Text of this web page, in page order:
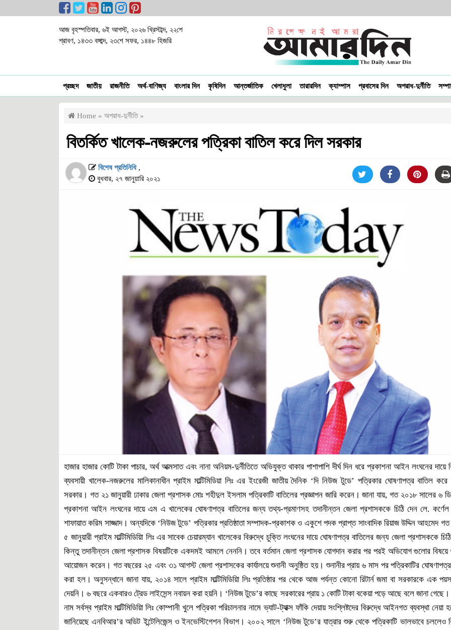
আজ বৃহস্পতিবার, ৬ই আগস্ট, ২০২৬ খ্রিস্টাব্দ, ২২শে
শ্রাবণ, ১৪৩৩ বঙ্গাব্দ, ২৩শে সফর, ১৪৪৮ হিজরি
প্রচ্ছদ জাতীয় রাজনীতি অর্থ-বাণিজ্য বাংলার দিন কৃষিদিন আন্তর্জাতিক খেলাধুলা তারারদিন ক্যাম্পাস প্রবাসের দিন অপরাধ-দুর্নীতি
Home » অপরাধ-দুর্নীতি»
বিতর্কিত খালেক-নজরুলের পত্রিকা বাতিল করে দিল সরকার
বিশেষ প্রতিনিধি ,
বুধবার, ২৭ জানুয়ারি ২০২১
হাজার হাজার কোটি টাকা পাচার, অর্থ আত্মসাত এবং নানা অনিয়ম-দুর্নীতিতে অভিযুক্ত থাকার পাশাপাশি দীর্ঘ দিন ধরে প্রকাশনা আইন লংঘনের দায়ে
ব্যবসায়ী খালেক-নজরুলের মালিকানাধীন প্রাইম মাল্টিমিডিয়া লিঃ এর ইংরেজী জাতীয় দৈনিক ‘দি নিউজ টুডে’ পত্রিকার ঘোষণাপত্র বাতিল করে
সরকার। গত ২১ জানুয়ারী ঢাকার জেলা প্রশাসক মোঃ শহীদুল ইসলাম পত্রিকাটি বাতিলের প্রজ্ঞাপন জারি করেন। জানা যায়, গত ২০১৮ সালের ৬
প্রকাশনা আইন লংঘনের দায়ে এম এ খালেকের ঘোষণাপত্র বাতিলের জন্য তথ্য-প্রমাণসহ তদানীন্তন জেলা প্রশাসককে চিঠি দেন লে.
শাফায়াত করিম সাজ্জাদ। অন্যদিকে ‘নিউজ টুডে’ পত্রিকার প্রতিষ্ঠাতা সম্পাদক-প্রকাশক ও একুশে পদক প্রাপ্ত সাংবাদিক রিয়াজ উদ্দিন আহমেদ
৫ জানুয়ারী প্রাইম মাল্টিমিডিয়িা লিঃ এর সাবেক চেয়ারম্যান খালেকের বিরুদ্ধে চুক্তি লংঘনের দায়ে ঘোষণাপত্র বাতিলের জন্য জেলা প্রশাসককে
কিন্তু তদানীন্তন জেলা প্রশাসক বিষয়টিকে একদমই আমলে নেননি। তবে বর্তমান জেলা প্রশাসক যোগদান করার পর পরই অভিযোগ গুলোর বিষয়ে
আয়োজন করেন। গত বছরের ২৫ এবং ৩১ আগস্ট জেলা প্রশাসকের কার্যালয়ে শুনানী অনুষ্ঠিত হয়। শুনানীর প্রায় ৬ মাস পর পত্রিকাটির ঘোষণাপত্র
করা হল। অনুসন্ধানে জানা যায়, ২০১৪ সালে প্রাইম মাল্টিমিডিয়িা লিঃ প্রতিষ্ঠার পর থেকে আজ পর্যন্ত কোনো রিটার্ন জমা বা সরকারকে এক
দেয়নি। ৬ বছরে একবারও ট্রেড লাইসেন্স নবায়ন করা হয়নি। ‘নিউজ টুডে’র কাছে সরকারের প্রায় ১ কোটি টাকা বকেয়া পড়ে আছে বলে জানা
নাম সর্বস্ব প্রাইম মাল্টিমিডিয়িা লিঃ কোম্পানী খুলে পত্রিকা পরিচালনার নামে ভ্যাট-ট্যাক্স ফাঁকি দেয়ায় সংশ্লিষ্টদের বিরুদ্ধে আইনগত ব্যবস্থা নেয়া
জানিয়েছে এনবিআর’র অডিট ইন্টেলিজেন্স ও ইনভেস্টিগেশন বিভাগ। ২০০২ সালে ‘নিউজ টুডে’র যাত্রার শুরু থেকে পত্রিকাটি ভালভাবে চললেও